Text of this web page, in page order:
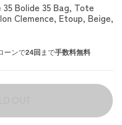
35 Bolide 35 Bag, Tote
Clemence, Etoup, Beige,
ーンで24回 まで手数料無料